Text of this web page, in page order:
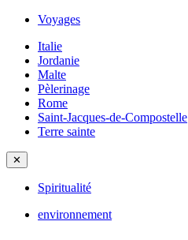
Voyages
Italie
Jordanie
Malte
Pèlerinage
Rome
Saint-Jacques-de-Compostelle
Terre sainte
✕
Spiritualité
environnement